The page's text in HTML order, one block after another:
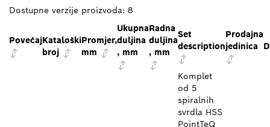
Dostupne verzije proizvoda: 8
PovećajKataloški
broj
Promjer,
mm
Ukupna
duljina
, mm
Radna
duljina
, mm
Set
description
Prodajna
jedinica
Komplet
od 5
spiralnih
svrdla HSS
PointTeQ